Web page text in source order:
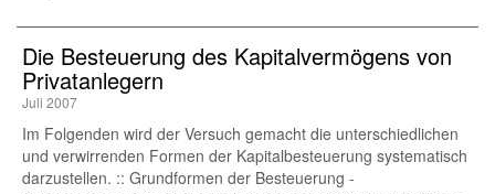
Die Besteuerung des Kapitalvermögens von
Privatanlegern
Juli 2007
Im Folgenden wird der Versuch gemacht die unterschiedlichen
und verwirrenden Formen der Kapitalbesteuerung systematisch
darzustellen. :: Grundformen der Besteuerung -